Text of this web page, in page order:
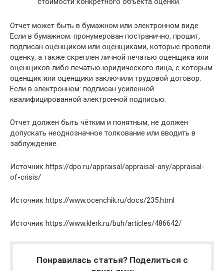
Отчет может быть в бумажном или электронном виде.
Если в бумажном: пронумерован постранично, прошит,
подписан оценщиком или оценщиками, которые провели
оценку, а также скреплен личной печатью оценщика или
оценщиков либо печатью юридического лица, с которым
оценщик или оценщики заключили трудовой договор.
Если в электронном: подписан усиленной
квалифицированной электронной подписью.
Отчет должен быть чётким и понятным, не должен
допускать неоднозначное толкование или вводить в
заблуждение.
Источник https://dpo.ru/appraisal/appraisal-any/appraisal-
of-crisis/
Источник https://www.ocenchik.ru/docs/235.html
Источник https://www.klerk.ru/buh/articles/486642/
Понравилась статья? Поделиться с